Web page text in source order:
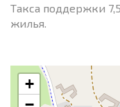
Такса поддержки
жилья.
+